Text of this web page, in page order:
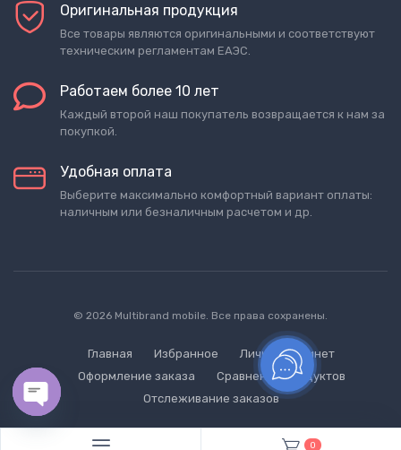
Оригинальная продукция
Все товары являются оригинальными и соответствуют
техническим регламентам ЕАЭС.
Работаем более 10 лет
Каждый второй наш покупатель возвращается к нам за
покупкой.
Удобная оплата
Выберите максимально комфортный вариант оплаты:
наличным или безналичным расчетом и др.
© 2026 Multibrand mobile. Все права сохранены.
Главная Избранное
Личный кабинет
Оформление заказа
Сравнение продуктов
Отслеживание заказов
0
Open chaty